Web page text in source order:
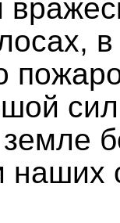
наших